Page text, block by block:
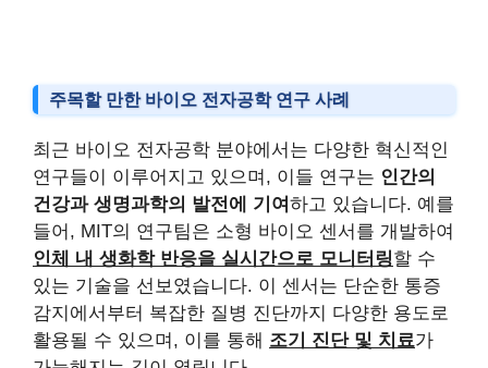
주목할 만한 바이오 전자공학 연구 사례
최근 바이오 전자공학 분야에서는 다양한 혁신적인
연구들이 이루어지고 있으며, 이들 연구는 인간의
건강과 생명과학의 발전에 기여 하고 있습니다. 예를
들어, MIT의 연구팀은 소형 바이오 센서를 개발하여
인체 내 생화학 반응을 실시간으로 모니터링할 수
있는 기술을 선보였습니다. 이 센서는 단순한 통증
감지에서부터 복잡한 질병 진단까지 다양한 용도로
활용될 수 있으며, 이를 통해 조기 진단 및 치료가